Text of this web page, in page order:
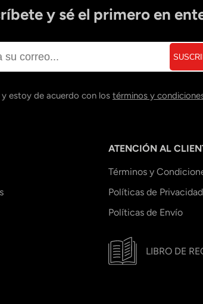
y sé el primero en
y estoy de acuerdo con los términos y
ATENCIÓN AL
Términos y
Políticas de Privacidad
Políticas de Envío
LIBRO DE